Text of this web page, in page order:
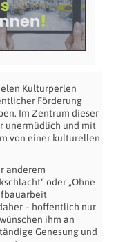
Kulturperlen
Förderung
Im Zentrum dieser
unermüdlich und mit
von einer kulturellen
anderem
oder „Ohne
– hoffentlich nur
ihm an
Genesung und